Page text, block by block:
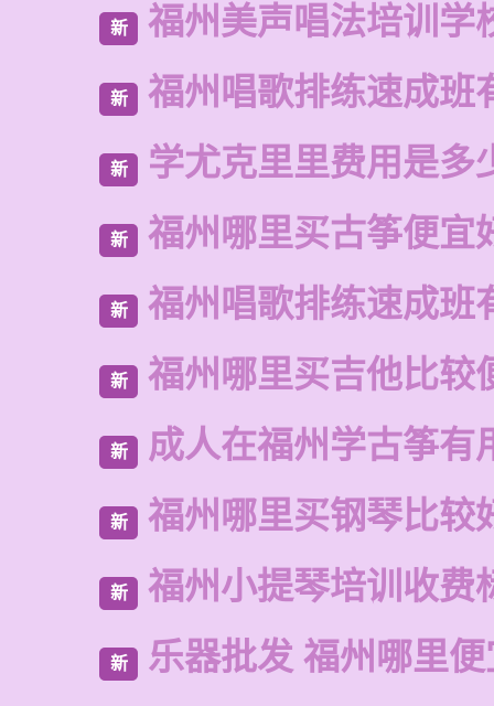
新 福州美声唱法培训学
新 福州唱歌排练速成班
新 学尤克里里费用是多
新 福州哪里买古筝便宜
新 福州唱歌排练速成班
新 福州哪里买吉他比较
新 成人在福州学古筝有
新 福州哪里买钢琴比较
新 福州小提琴培训收费
新 乐器批发 福州哪里